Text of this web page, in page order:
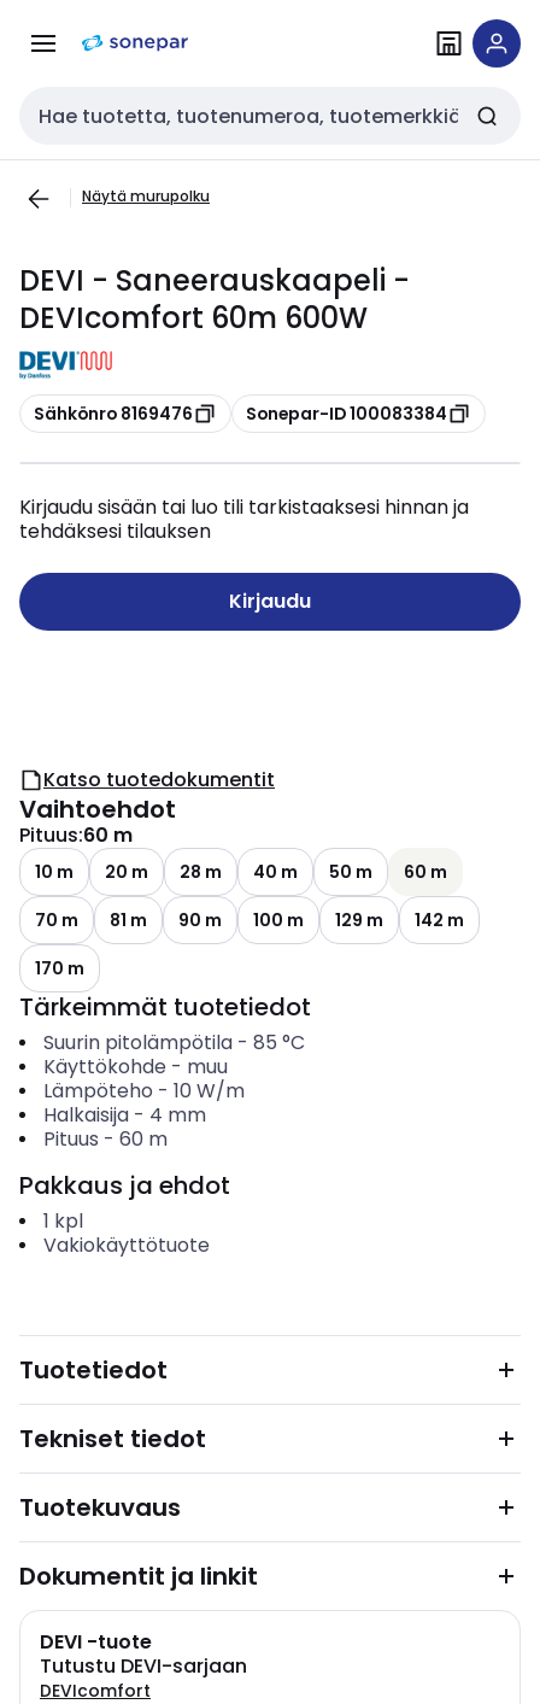
navigointiinsisältöön
Haku
Näytä murupolku
DEVI - Saneerauskaapeli -
DEVIcomfort 60m 600W
Kopioi
Sähkönro 8169476 Kopioi
Sonepar-ID 100083384
Kirjaudu sisään tai luo tili tarkistaaksesi hinnan ja
tehdäksesi tilauksen
Kirjaudu
Katso tuotedokumentit
Vaihtoehdot
Pituus:60 m
10 m 20 m 28 m 40 m 50 m
60 m
70 m
81 m 90 m 100 m 129 m
142 m
170 m
Tärkeimmät tuotetiedot
Suurin pitolämpötila- 85 °C
Käyttökohde - muu
Lämpöteho - 10 W/m
Halkaisija- 4 mm
Pituus - 60 m
Pakkaus ja ehdot
1 kpl
Vakiokäyttötuote
Tuotetiedot
Tekniset tiedot
Tuotekuvaus
Dokumentit ja linkit
DEVI -tuote
Tutustu DEVI-sarjaan
DEVIcomfort